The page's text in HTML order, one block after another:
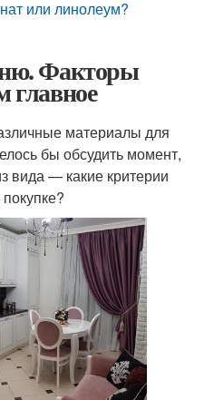
или линолеум?
Факторы
главное
материалы для
бы обсудить момент,
вида — какие критерии